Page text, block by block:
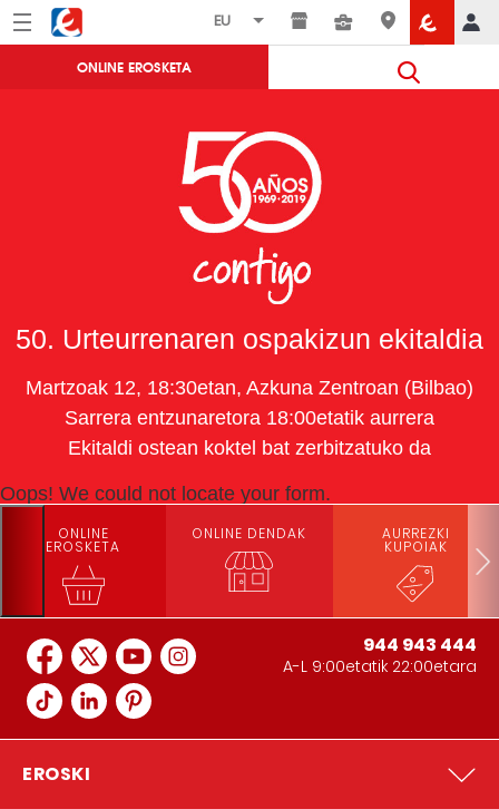
Menú Eroski
ONLINE EROSKETA
50. Urteurrenaren ospakizun ekitaldia
Martzoak 12, 18:30etan, Azkuna Zentroan (Bilbao)
Sarrera entzunaretora 18:00etatik aurrera
Ekitaldi ostean koktel bat zerbitzatuko da
Oops! We could not locate your form.
ONLINE
EROSKETA
ONLINE DENDAK AURREZKI
KUPOIAK
944 943 444
A-L 9:00etatik 22:00etara
EROSKI